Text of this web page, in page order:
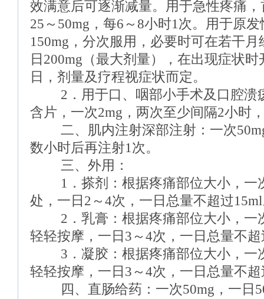
效满意后可逐渐减量。用于急性疼痛
25～50mg，每6～8小时1次。用于原
150mg，分次服用，必要时可在若干
日200mg（最大剂量），在出现症状
日，剂量及疗程视症状而定。
2．用于口、咽部小手术及口腔溃
含片，一次2mg，两次至少间隔2小时
二、肌内注射深部注射：一次
数小时后再注射1次。
三、外用：
1．搽剂：根据疼痛部位大小，一
处，一日2～4次，一日总量不超过
2．乳膏：根据疼痛部位大小，一
轻轻按摩，一日3～4次，一日总量不超
3．凝胶：根据疼痛部位大小，一
轻轻按摩，一日3～4次，一日总量不超
四、直肠给药：一次50mg，一日